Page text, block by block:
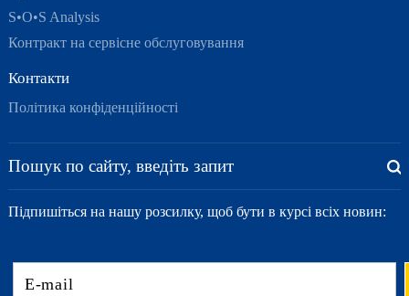
S•O•S Analysis
Контракт на сервісне обслуговування
Контакти
Політика конфіденційності
Підпишіться на нашу розсилку, щоб бути в курсі всіх новин: